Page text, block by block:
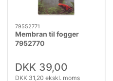
79552771
Membran til fogger
7952770
DKK 39,00
DKK 31,20 ekskl. moms